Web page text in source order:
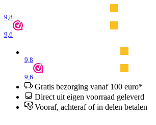
9,8
9,6
9,8
9,6
Gratis bezorging vanaf 100 euro*
Direct uit eigen voorraad geleverd
Vooraf, achteraf of in delen betalen